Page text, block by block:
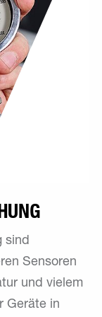
sind
Sensoren
und vielem
Geräte in